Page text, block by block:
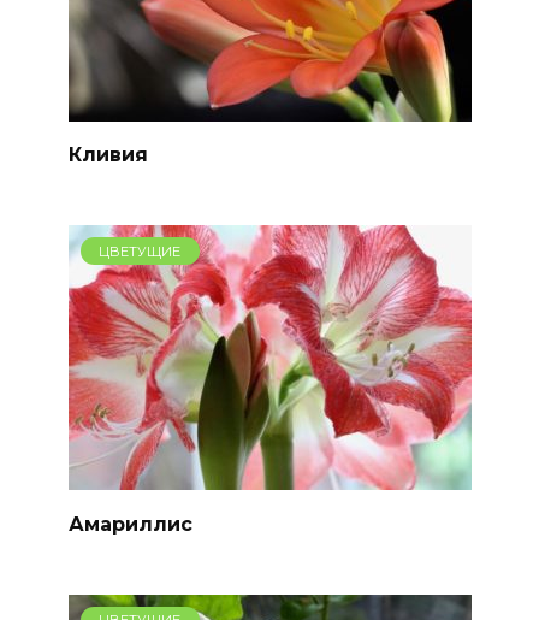
Кливия
ЦВЕТУЩИЕ
Амариллис